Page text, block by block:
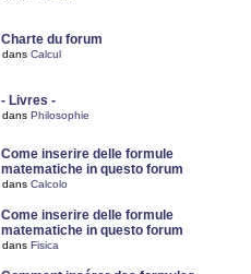
Charte du forum
dans Calcul
- Livres -
dans Philosophie
Come inserire delle formule
matematiche in questo forum
dans Calcolo
Come inserire delle formule
matematiche in questo forum
dans Fisica